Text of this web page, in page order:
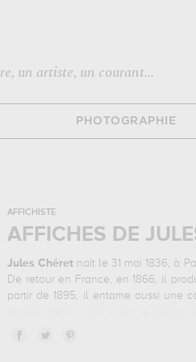
un artiste, un courant...
PHOTOGRAPHIE
AFFICHISTE
AFFICHES DE
Jules Chéret naît le 31 mai 1836, à
De retour en France, en 1866, il
partir de 1895, il entame aussi une